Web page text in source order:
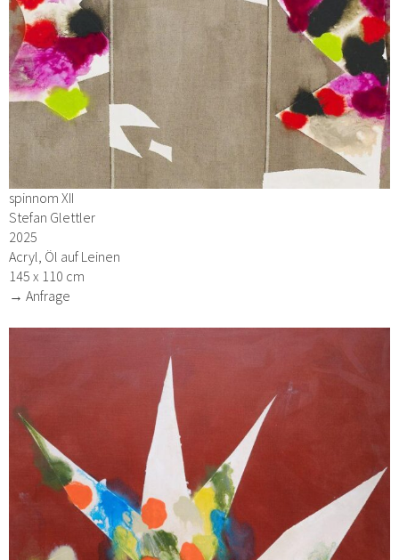
spinnom XII
Stefan Glettler
2025
Acryl, Öl auf Leinen
145 x 110 cm
→ Anfrage